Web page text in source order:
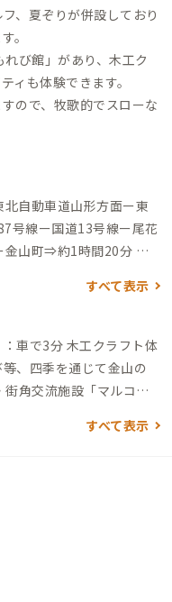
、夏ぞりが併設しており
。
び館」があり、木工ク
ィも体験できます。
ので、牧歌的でスローな
北自動車道山形方面ー東
線ー国道13号線ー尾花
山町⇒約1時間20分 ・
号線ー金山町⇒約2時間
営バス「グリーンバレ
間 ※JR新庄駅より送迎あり(要予約)
すべて表示
車で3分 木工クラフト体
、四季を通じて金山の
軽食も食べることができ
車で15分
すべて表示